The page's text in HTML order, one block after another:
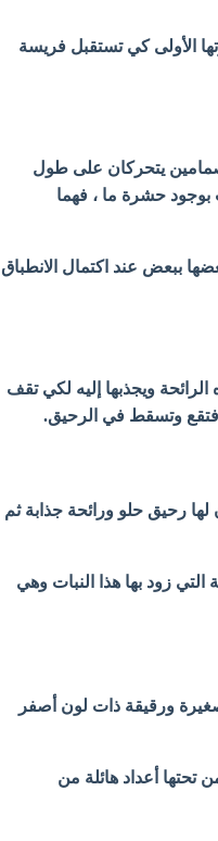
الأولى كي تستقبلفريسة
صمامين يتحركان على طول
بوجود حشرة ما ، فهما
ببعض عند اكتمال الانطباق
ويجذبها إليه لكي تقف
فتقع وتسقط في الرحيق.
رحيق حلو ورائحة جذابة ثم
التي زود بها هذا النبات وهي
ورقيقة ذات لون أصفر
تحتها أعداد هائلة من